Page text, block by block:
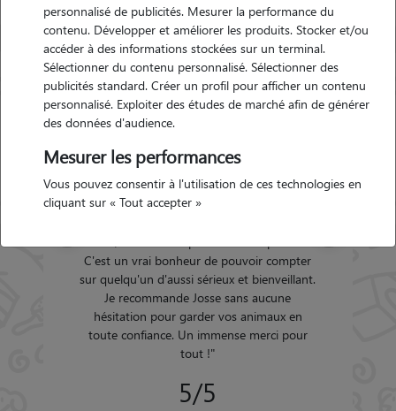
Avis déposé par Lionel le 31-01-
2024 08:38
"Justine est très à l'aise avec les animaux et
s'en occupe très bien."
5/5
personnalisé de publicités. Mesurer la performance du
contenu. Développer et améliorer les produits. Stocker et/ou
accéder à des informations stockées sur un terminal.
Sélectionner du contenu personnalisé. Sélectionner des
publicités standard. Créer un profil pour afficher un contenu
personnalisé. Exploiter des études de marché afin de générer
des données d'audience.
Mesurer les performances
Vous pouvez consentir à l'utilisation de ces technologies en
cliquant sur « Tout accepter »